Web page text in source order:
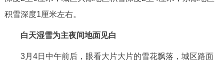
积雪深度1厘米左右。
白天湿雪为主夜间地面见白
3月4日中午前后，眼看大片大片的雪花飘落，城区路面